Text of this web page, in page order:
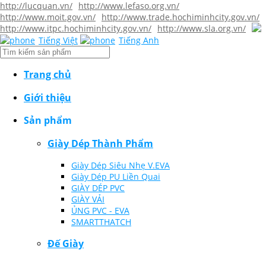
http://lucquan.vn/ http://www.lefaso.org.vn/
http://www.moit.gov.vn/ http://www.trade.hochiminhcity.gov.vn/
http://www.itpc.hochiminhcity.gov.vn/ http://www.sla.org.vn/
Tiếng Việt
Tiếng Anh
Trang chủ
Giới thiệu
Sản phẩm
Giày Dép Thành Phẩm
Giày Dép Siêu Nhẹ V.EVA
Giày Dép PU Liền Quai
GIÀY DÉP PVC
GIÀY VẢI
ỦNG PVC - EVA
SMARTTHATCH
Đế Giày